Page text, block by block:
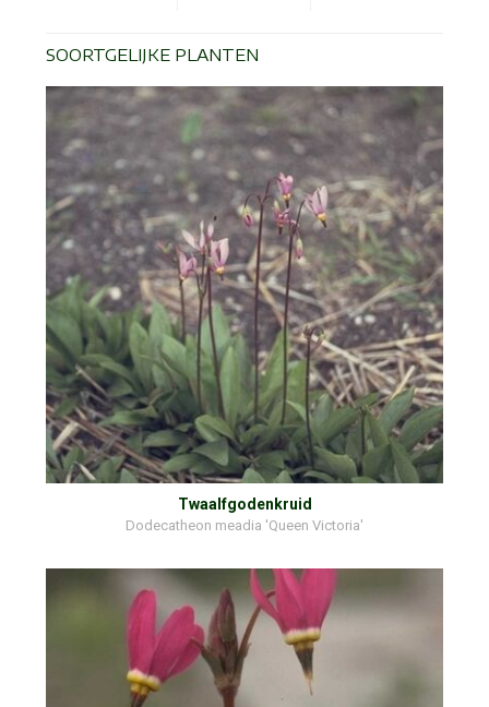
SOORTGELIJKE PLANTEN
Twaalfgodenkruid
Dodecatheon meadia 'Queen Victoria'